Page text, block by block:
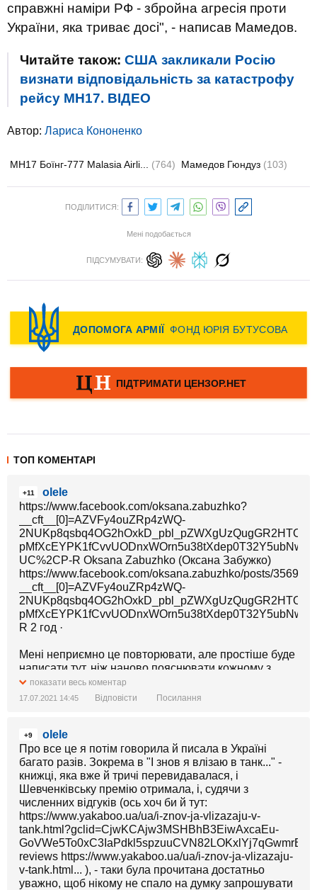
справжні наміри РФ - збройна агресія проти
України, яка триває досі", - написав Мамедов.
Читайте також: США закликали Росію
визнати відповідальність за катастрофу
рейсу MH17. ВIДЕО
Автор: Лариса Кононенко
MH17 Боїнг-777 Malasia Airli... (764) Мамедов Гюндуз (103)
ПОДІЛИТИСЯ:
Мені подобається
ПІДСУМУВАТИ:
ТОП КОМЕНТАРІ
+11
olele
https://www.facebook.com/oksana.zabuzhko?
__cft__[0]=AZVFy4ouZRp4zWQ-
UC%2CP-R Oksana Zabuzhko (Оксана Забужко)
https://www.facebook.com/oksana.zabuzhko/posts/
__cft__[0]=AZVFy4ouZRp4zWQ-
R 2 год ·
Мені неприємно це повторювати, але простіше буде
написати тут, ніж наново пояснювати кожному з
журналістів зосібна, чому не варто відповідати
Путіну на жодні його, хоч які провокативні, опуси. А
Франкові Вальтеру Штайнмайєру, ex cathedra, 8
травня 2014 р., в Берліні, на Форумі європейських
письменників: щобудь-який простір для дискусій
з Україною Росія закрила з моменту, коли її
офіцери прийшли розрізати українським
громадянам животи за українську мову і прапор
(якраз незадовго перед тим витягли з річки тіла
Володимира Рибака і Юрка Поправки).
Всякий розбій, казала я, всміхаючись Штайнмаєрові
з трибуни до болю в щелепах, - це якраз і є ВИХІД З
ДІАЛОГУ, і продовжувати тепер з Путіним диспути
показати весь коментар
17.07.2021 14:45 Відповісти Посилання
+9
olele
Про все це я потім говорила й писала в Україні
багато разів. Зокрема в "І знов я влізаю в танк..." -
книжці, яка вже й тричі перевидавалася, і
Шевченківську премію отримала, і, судячи з
численних відгуків (ось хоч би й тут:
https://www.yakaboo.ua/ua/i-znov-ja-vlizazaju-v-
tank.html?gclid=CjwKCAjw3MSHBhB3EiwAxcaEu-
reviews https://www.yakaboo.ua/ua/i-znov-ja-vlizazaju-
v-tank.html... ), - таки була прочитана достатньо
уважно, щоб нікому не спало на думку запрошувати